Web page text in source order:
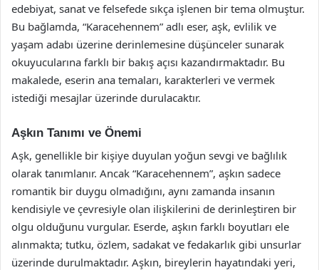
edebiyat, sanat ve felsefede sıkça işlenen bir tema olmuştur.
Bu bağlamda, “Karacehennem” adlı eser, aşk, evlilik ve
yaşam adabı üzerine derinlemesine düşünceler sunarak
okuyucularına farklı bir bakış açısı kazandırmaktadır. Bu
makalede, eserin ana temaları, karakterleri ve vermek
istediği mesajlar üzerinde durulacaktır.
Aşkın Tanımı ve Önemi
Aşk, genellikle bir kişiye duyulan yoğun sevgi ve bağlılık
olarak tanımlanır. Ancak “Karacehennem”, aşkın sadece
romantik bir duygu olmadığını, aynı zamanda insanın
kendisiyle ve çevresiyle olan ilişkilerini de derinleştiren bir
olgu olduğunu vurgular. Eserde, aşkın farklı boyutları ele
alınmakta; tutku, özlem, sadakat ve fedakarlık gibi unsurlar
üzerinde durulmaktadır. Aşkın, bireylerin hayatındaki yeri,